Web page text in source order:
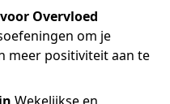
Overvloed
om je
meer positiviteit aan te